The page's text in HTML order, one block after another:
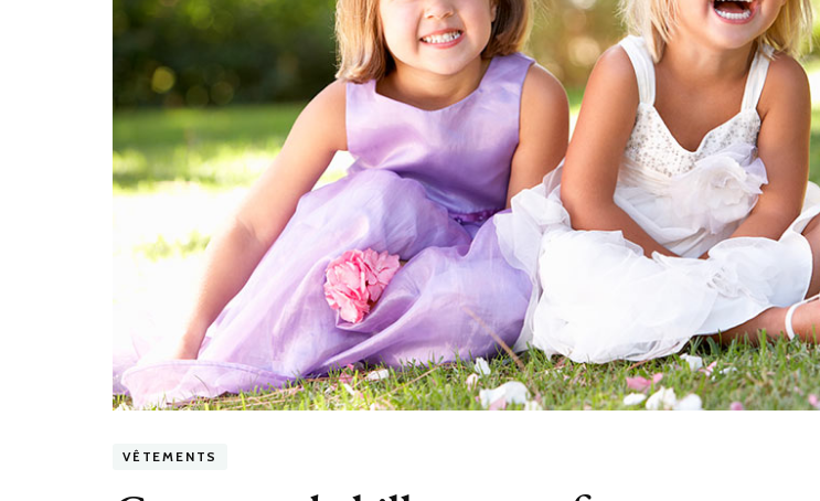
VÊTEMENTS